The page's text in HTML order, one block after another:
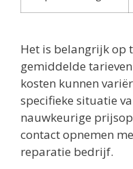
Het is belangrijk op
gemiddelde
kosten kunnen
specifieke situatie
nauwkeurige
contact opnemen
reparatie bedrijf.